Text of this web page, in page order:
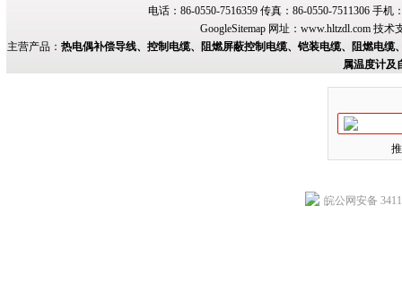
电话：86-0550-7516359 传真：86-0550-7511306 手
GoogleSitemap网址： www.hltzdl.com技术
主营产品： 热电偶补偿导线、控制电缆、阻燃屏蔽控制电缆、铠装电缆、阻燃电
属温度计及
皖公网安备